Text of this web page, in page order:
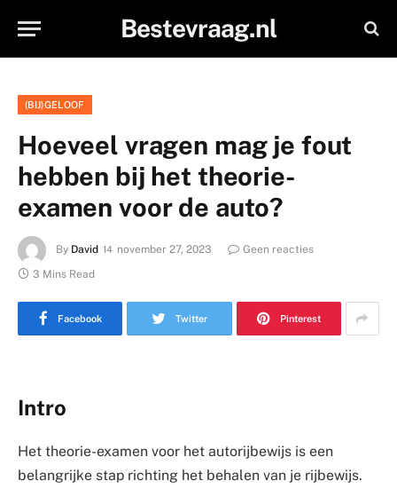
Bestevraag.nl
(BIJ)GELOOF
Hoeveel vragen mag je fout
hebben bij het theorie-
examen voor de auto?
By David november 27, 2023
Geen reacties
3 Mins Read
Facebook Twitter Pinterest
Intro
Het theorie-examen voor het autorijbewijs is een
belangrijke stap richting het behalen van je rijbewijs.